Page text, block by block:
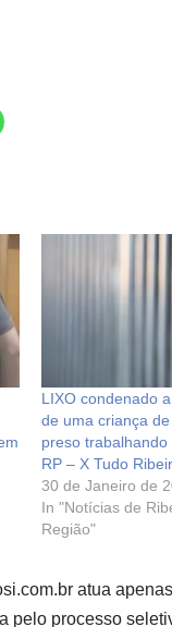
LIXO condenado
de uma criança
preso trabalhando
RP – X Tudo
30 de Janeiro de
In "Notícias de
Região"
atua
pelo processo